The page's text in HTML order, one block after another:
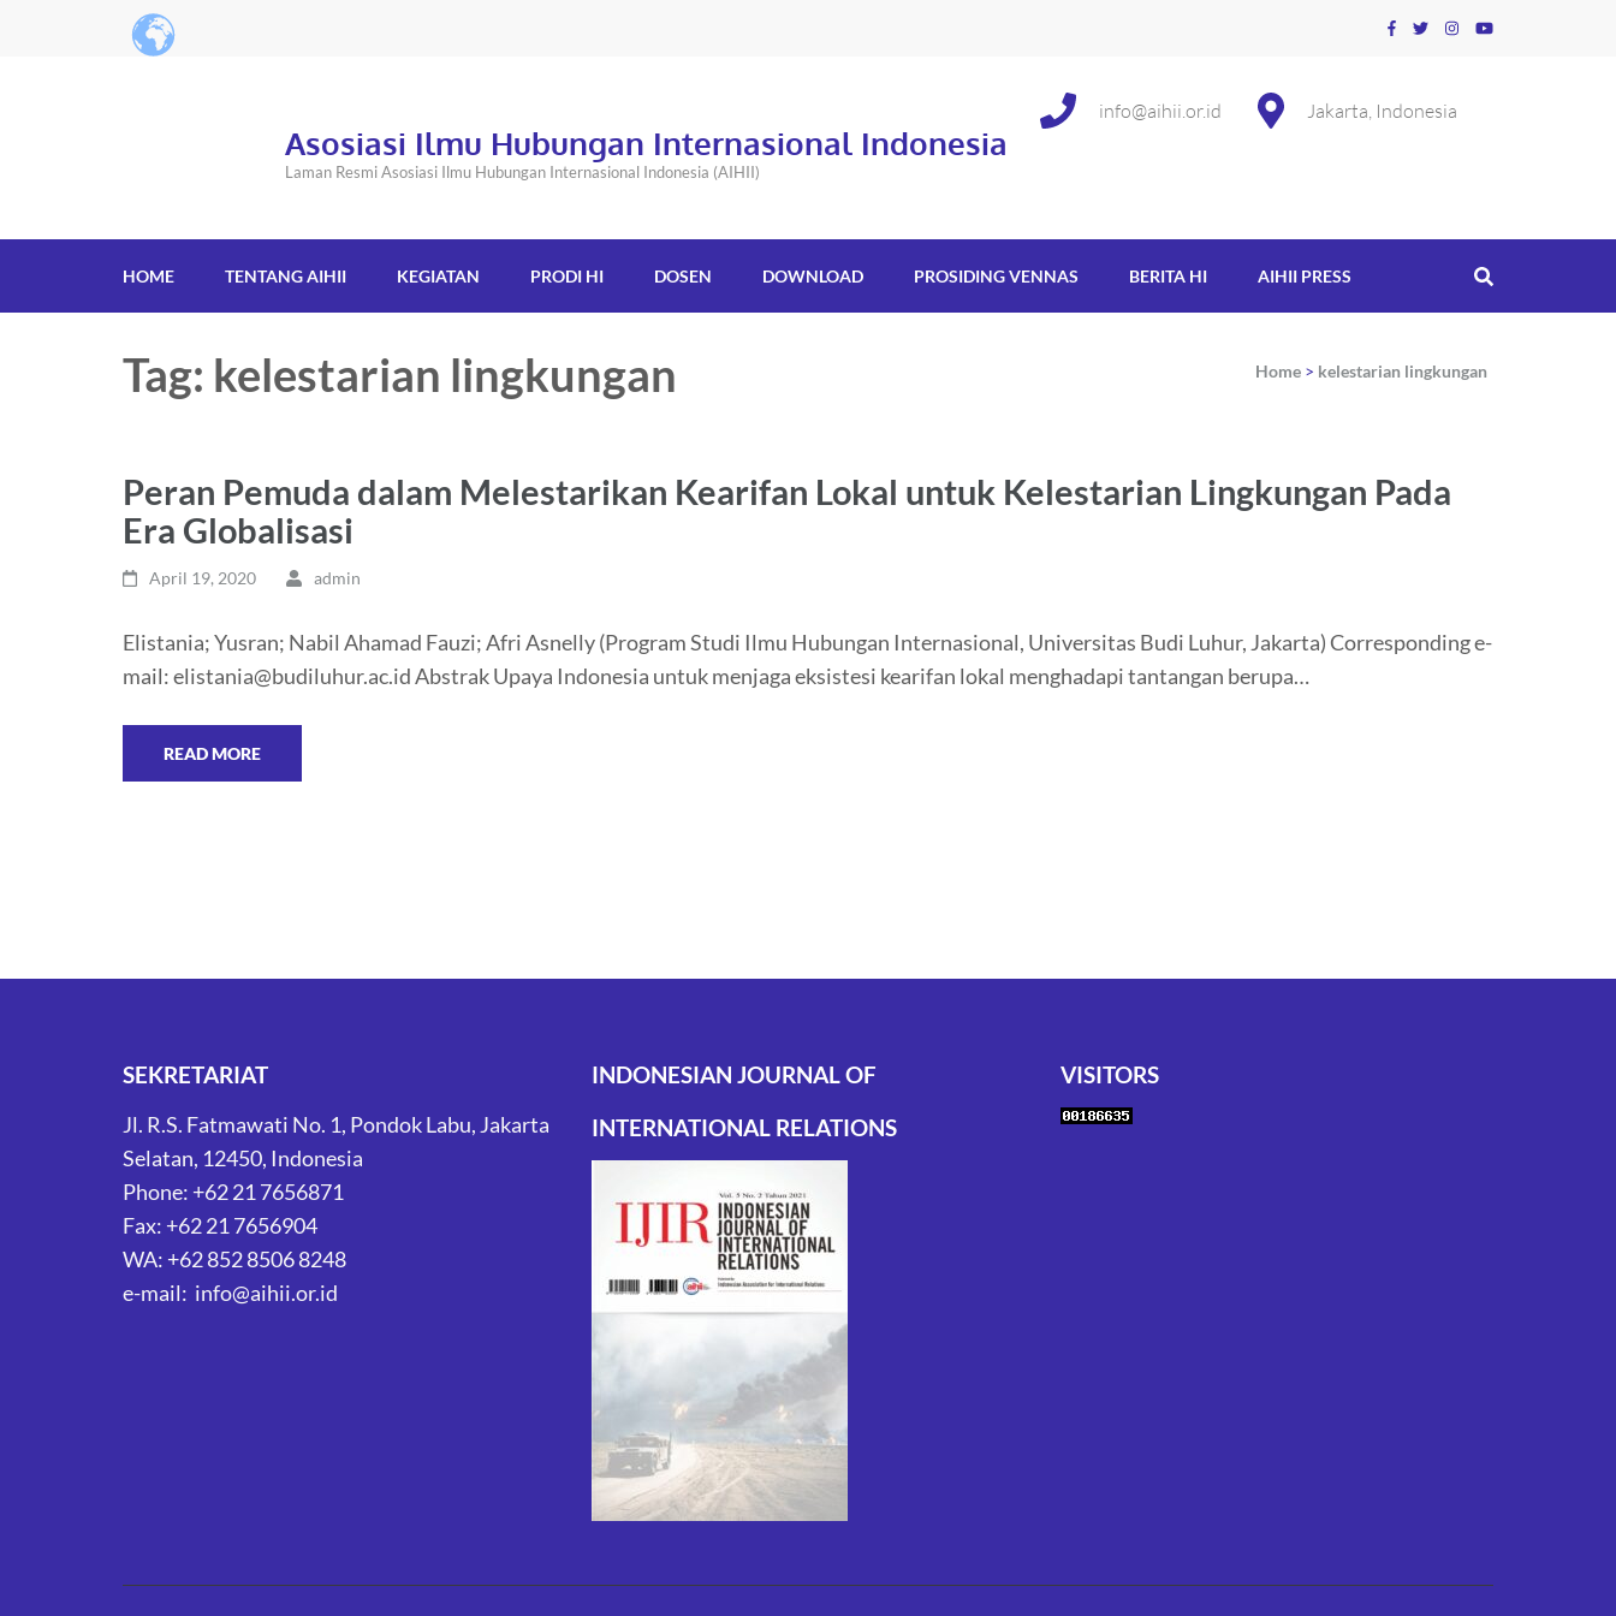
Asosiasi Ilmu Hubungan Internasional Indonesia
Laman Resmi Asosiasi Ilmu Hubungan Internasional Indonesia (AIHII)
Jakarta, Indonesia
info@aihii.or.id
HOME TENTANG AIHII KEGIATAN PRODI HI DOSEN DOWNLOAD PROSIDING VENNAS BERITA HI AIHII PRESS
Tag: kelestarian lingkungan Home > kelestarian lingkungan
Peran Pemuda dalam Melestarikan Kearifan Lokal untuk Kelestarian Lingkungan Pada
Era Globalisasi
April 19, 2020 admin
Elistania; Yusran; Nabil Ahamad Fauzi; Afri Asnelly (Program Studi Ilmu Hubungan Internasional, Universitas Budi Luhur, Jakarta) Corresponding e-
mail: elistania@budiluhur.ac.id Abstrak Upaya Indonesia untuk menjaga eksistesi kearifan lokal menghadapi tantangan berupa…
READ MORE
SEKRETARIAT
Jl. R.S. Fatmawati No. 1, Pondok Labu, Jakarta
Selatan, 12450, Indonesia
Phone: +62 21 7656871
Fax: +62 21 7656904
WA: +62 852 8506 8248
e-mail: info@aihii.or.id
INDONESIAN JOURNAL OF
INTERNATIONAL RELATIONS
VISITORS